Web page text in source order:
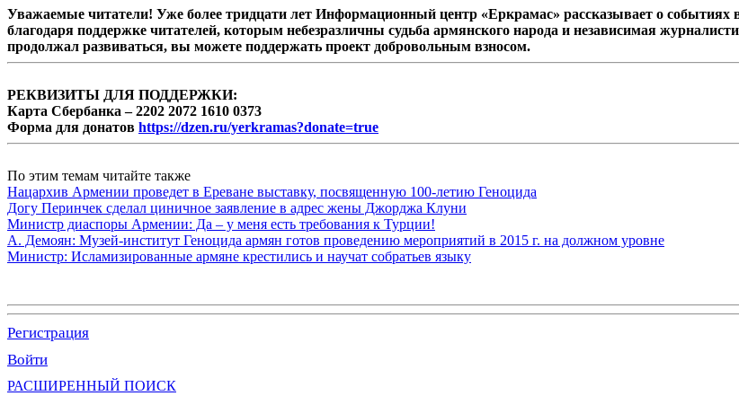
Уважаемые читатели! Уже более тридцати лет Информационный центр «Еркрамас» рассказывает о
благодаря поддержке читателей, которым небезразличны судьба армянского народа и независимая
продолжал развиваться, вы можете поддержать проект добровольным взносом.
РЕКВИЗИТЫ ДЛЯ ПОДДЕРЖКИ:
Карта Сбербанка – 2202 2072 1610 0373
Форма для донатов https://dzen.ru/yerkramas?donate=true
По этим темам читайте также
Нацархив Армении проведет в Ереване выставку, посвященную 100-летию Геноцида
Догу Перинчек сделал циничное заявление в адрес жены Джорджа Клуни
Министр диаспоры Армении: Да – у меня есть требования к Турции!
А. Демоян: Музей-институт Геноцида армян готов проведению мероприятий в 2015 г. на должном уровне
Министр: Исламизированные армяне крестились и научат собратьев языку
Регистрация
Войти
РАСШИРЕННЫЙ ПОИСК